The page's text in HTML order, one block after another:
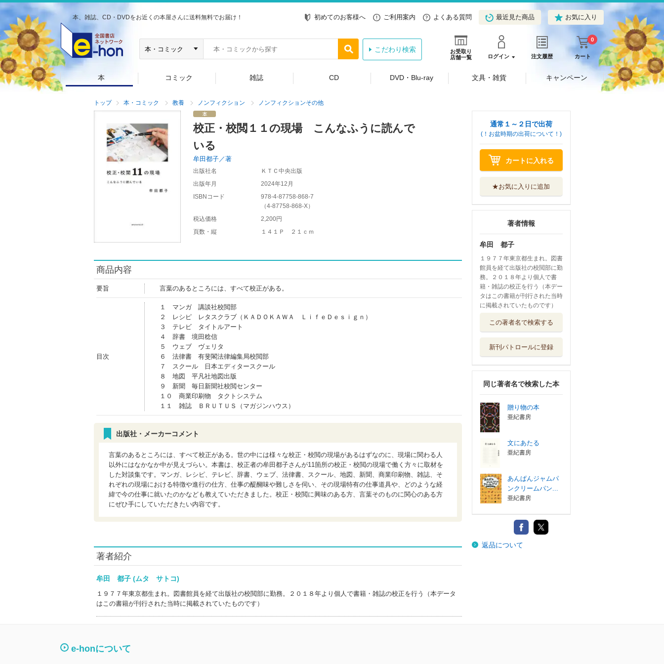
本、雑誌、CD・DVDをお近くの本屋さんに送料無料でお届け！ 初めてのお客様へ ご利用案内 よくある質問 最近見た商品 お気に入り
お受取り
店舗一覧
ログイン 注文履歴 カート
0
こだわり検索
本 コミック 雑誌 CD DVD・Blu-ray 文具・雑貨 キャンペーン
トップ 本・コミック 教養 ノンフィクション ノンフィクションその他
校正・校閲１１の現場 こんなふうに読んで
いる
牟田都子／著
出版社名
ＫＴＣ中央出版
出版年月
2024年12月
ISBNコード
978-4-87758-868-7
（4-87758-868-X）
税込価格
2,200円
頁数・縦
１４１Ｐ ２１ｃｍ
商品内容
要旨 言葉のあるところには、すべて校正がある。
目次
１ マンガ 講談社校閲部
２ レシピ レタスクラブ（ＫＡＤＯＫＡＷＡ ＬｉｆｅＤｅｓｉｇｎ）
３ テレビ タイトルアート
４ 辞書 境田稔信
５ ウェブ ヴェリタ
６ 法律書 有斐閣法律編集局校閲部
７ スクール 日本エディタースクール
８ 地図 平凡社地図出版
９ 新聞 毎日新聞社校閲センター
１０ 商業印刷物 タクトシステム
１１ 雑誌 ＢＲＵＴＵＳ（マガジンハウス）
出版社・メーカーコメント
言葉のあるところには、すべて校正がある。世の中には様々な校正・校閲の現場があるはずなのに、現場に関わる人
以外にはなかなか中が見えづらい。本書は、校正者の牟田都子さんが11箇所の校正・校閲の現場で働く方々に取材を
した対談集です。マンガ、レシピ、テレビ、辞書、ウェブ、法律書、スクール、地図、新聞、商業印刷物、雑誌、そ
れぞれの現場における特徴や進行の仕方、仕事の醍醐味や難しさを伺い、その現場特有の仕事道具や、どのような経
緯で今の仕事に就いたのかなども教えていただきました。校正・校閲に興味のある方、言葉そのものに関心のある方
にぜひ手にしていただきたい内容です。
著者紹介
牟田 都子 (ムタ サトコ)
１９７７年東京都生まれ。図書館員を経て出版社の校閲部に勤務。２０１８年より個人で書籍・雑誌の校正を行う（本データ
はこの書籍が刊行された当時に掲載されていたものです）
通常１～２日で出荷
(！お盆時期の出荷について！)
カートに入れる
★お気に入りに追加
著者情報
牟田 都子
１９７７年東京都生まれ。図書
館員を経て出版社の校閲部に勤
務。２０１８年より個人で書
籍・雑誌の校正を行う（本デー
タはこの書籍が刊行された当時
に掲載されていたものです）
この著者名で検索する
新刊パトロールに登録
同じ著者名で検索した本
贈り物の本
亜紀書房
文にあたる
亜紀書房
あんぱんジャムパ
ンクリームパン...
亜紀書房
返品について
e-honについて